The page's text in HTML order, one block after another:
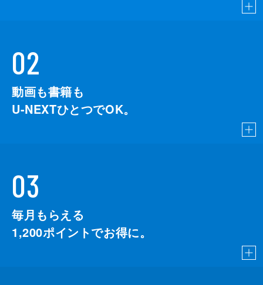
02
動画も書籍も
U-NEXTひとつでOK。
03
毎月もらえる
1,200ポイントでお得に。